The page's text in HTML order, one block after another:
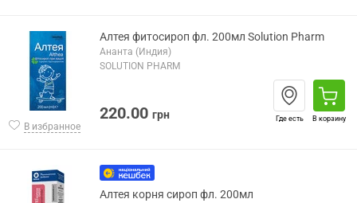
В избранное
Алтея фитосироп фл. 200мл Solution Pharm
Ананта (Индия)
SOLUTION PHARM
220.00 грн Где есть В корзину
Алтея корня сироп фл. 200мл